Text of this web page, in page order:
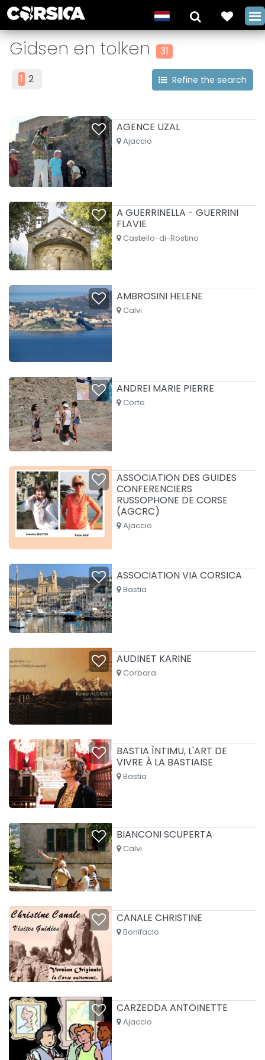
Gidsen en tolken 31
1 2 Refine the search
AGENCE UZAL
Ajaccio
A GUERRINELLA - GUERRINI
FLAVIE
Castello-di-Rostino
AMBROSINI HELENE
Calvi
ANDREI MARIE PIERRE
Corte
ASSOCIATION DES GUIDES
CONFERENCIERS
RUSSOPHONE DE CORSE
(AGCRC)
Ajaccio
ASSOCIATION VIA CORSICA
Bastia
AUDINET KARINE
Corbara
BASTIA ÌNTIMU, L'ART DE
VIVRE À LA BASTIAISE
Bastia
BIANCONI SCUPERTA
Calvi
CANALE CHRISTINE
Bonifacio
CARZEDDA ANTOINETTE
Ajaccio